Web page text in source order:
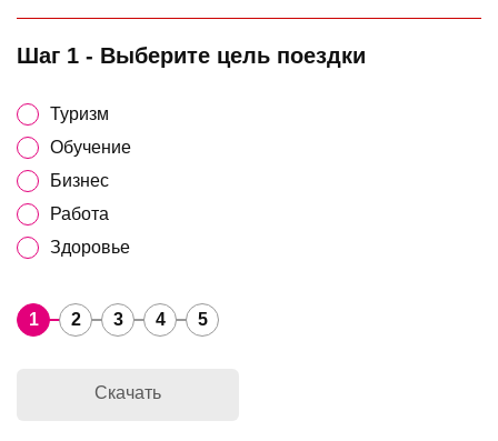
Шаг 1 - Выберите цель поездки
Туризм
Обучение
Бизнес
Работа
Здоровье
1 2 3 4 5
Скачать